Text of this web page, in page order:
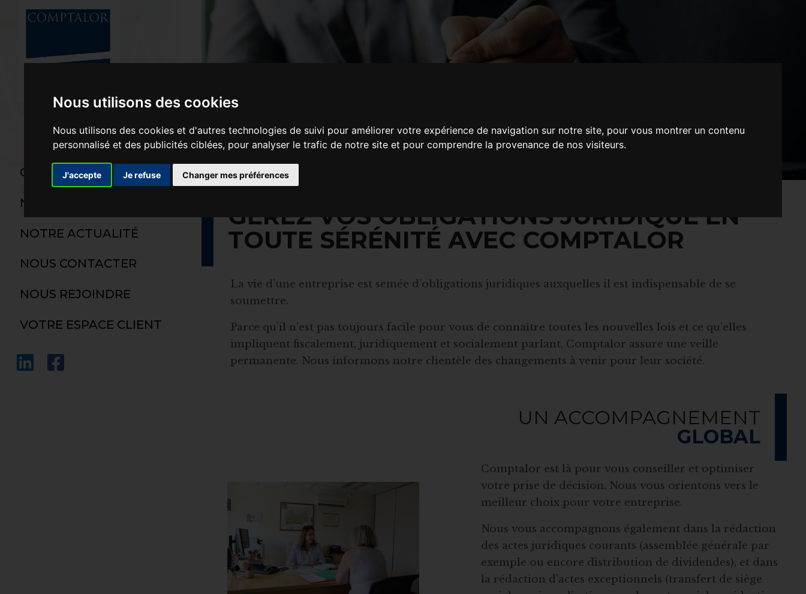
Nous utilisons des cookies
Nous utilisons des cookies et d'autres technologies de suivi pour améliorer votre expérience de navigation sur notre site, pour vous montrer un contenu
personnalisé et des publicités ciblées, pour analyser le trafic de notre site et pour comprendre la provenance de nos visiteurs.
J'accepte Je refuse Changer mes préférences
Skip to main content
QUI SOMMES-NOUS ?
NOS MISSIONS
NOTRE ACTUALITÉ
NOUS CONTACTER
NOUS REJOINDRE
VOTRE ESPACE CLIENT
GÉREZ VOS OBLIGATIONS JURIDIQUE EN
TOUTE SÉRÉNITÉ AVEC COMPTALOR
La vie d’une entreprise est semée d’obligations juridiques auxquelles il est indispensable de se
soumettre.
Parce qu’il n’est pas toujours facile pour vous de connaître toutes les nouvelles lois et ce qu’elles
impliquent fiscalement, juridiquement et socialement parlant, Comptalor assure une veille
permanente. Nous informons notre clientèle des changements à venir pour leur société.
UN ACCOMPAGNEMENT
GLOBAL
Comptalor est là pour vous conseiller et optimiser
votre prise de décision. Nous vous orientons vers le
meilleur choix pour votre entreprise.
Nous vous accompagnons également dans la rédaction
des actes juridiques courants (assemblée générale par
exemple ou encore distribution de dividendes), et dans
la rédaction d’actes exceptionnels (transfert de siège